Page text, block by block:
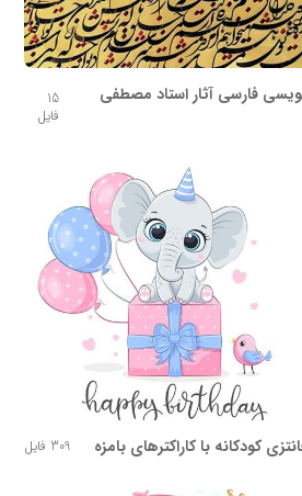
فارسی آثار استاد مصطفی
15
فایل
کودکانه با کاراکترهای بامزه 309 فایل